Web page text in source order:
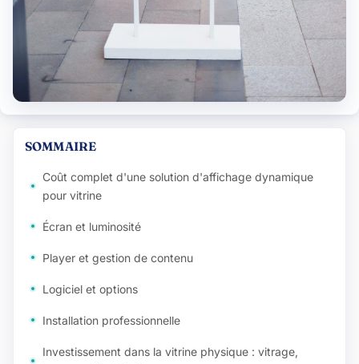
SOMMAIRE
Coût complet d'une solution d'affichage dynamique
pour vitrine
Écran et luminosité
Player et gestion de contenu
Logiciel et options
Installation professionnelle
Investissement dans la vitrine physique : vitrage,